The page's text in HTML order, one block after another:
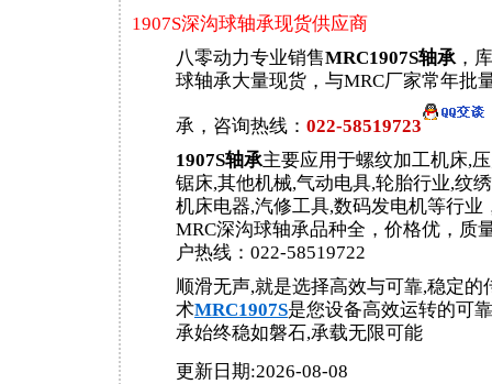
1907S深沟球轴承现货供应商
八零动力专业销售MRC1907S轴承，
球轴承大量现货，与MRC厂家常年批
承，咨询热线： 022-58519723
1907S轴承主要应用于螺纹加工机床,
锯床,其他机械,气动电具,轮胎行业,纹
机床电器,汽修工具,数码发电机等行业
MRC深沟球轴承品种全，价格优，质
户热线：022-58519722
顺滑无声,就是选择高效与可靠,稳定的
术MRC1907S是您设备高效运转的可
承始终稳如磐石,承载无限可能
更新日期:2026-08-08